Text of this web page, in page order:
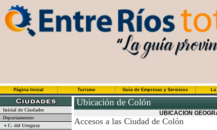
Página Inicial Turismo Guía de Empresas y Servicios
Inicial de Ciudades
Departamentos
C. del Uruguay
Ubicación de Colón
UBICACION
Accesos a las Ciudad de Colón